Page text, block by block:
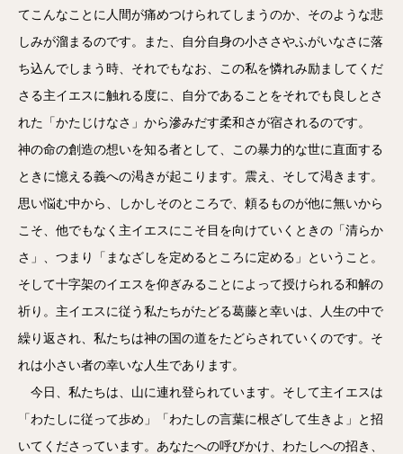
てこんなことに人間が痛めつけられてしまうのか、そのような悲
しみが溜まるのです。また、自分自身の小ささやふがいなさに落
ち込んでしまう時、それでもなお、この私を憐れみ励ましてくだ
さる主イエスに触れる度に、自分であることをそれでも良しとさ
れた「かたじけなさ」から滲みだす柔和さが宿されるのです。
神の命の創造の想いを知る者として、この暴力的な世に直面する
ときに憶える義への渇きが起こります。震え、そして渇きます。
思い悩む中から、しかしそのところで、頼るものが他に無いから
こそ、他でもなく主イエスにこそ目を向けていくときの「清らか
さ」、つまり「まなざしを定めるところに定める」ということ。
そして十字架のイエスを仰ぎみることによって授けられる和解の
祈り。主イエスに従う私たちがたどる葛藤と幸いは、人生の中で
繰り返され、私たちは神の国の道をたどらされていくのです。そ
れは小さい者の幸いな人生であります。
今日、私たちは、山に連れ登られています。そして主イエスは
「わたしに従って歩め」「わたしの言葉に根ざして生きよ」と招
いてくださっています。あなたへの呼びかけ、わたしへの招き、